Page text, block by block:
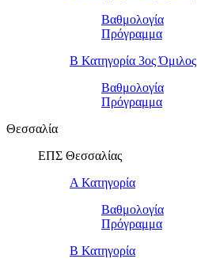
Βαθμολογία
Πρόγραμμα
Β Κατηγορία 3ος Όμιλος
Βαθμολογία
Πρόγραμμα
Θεσσαλία
ΕΠΣ Θεσσαλίας
Α Κατηγορία
Βαθμολογία
Πρόγραμμα
Β Κατηγορία